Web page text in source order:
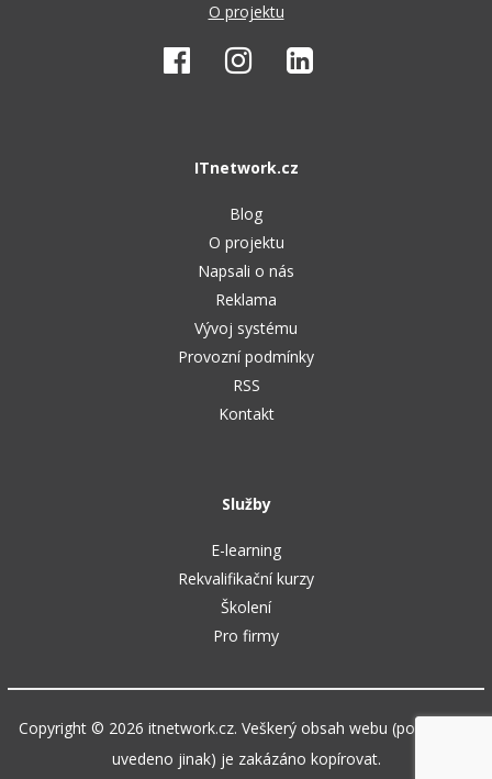
O projektu
ITnetwork.cz
Blog
O projektu
Napsali o nás
Reklama
Vývoj systému
Provozní podmínky
RSS
Kontakt
Služby
E-learning
Rekvalifikační kurzy
Školení
Pro firmy
Copyright © 2026 itnetwork.cz. Veškerý obsah webu (pokud není
uvedeno jinak) je zakázáno kopírovat.